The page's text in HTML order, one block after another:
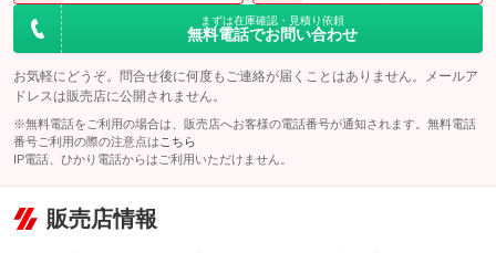
まずは在庫確認・見積り依頼
無料電話でお問い合わせ
お気軽にどうぞ。問合せ後に何度もご連絡が届くことはありません。メールア
ドレスは販売店に公開されません。
※無料電話をご利用の場合は、販売店へお客様の電話番号が通知されます。無料電話
番号ご利用の際の注意点は こちら
IP電話、ひかり電話からはご利用いただけません。
販売店情報